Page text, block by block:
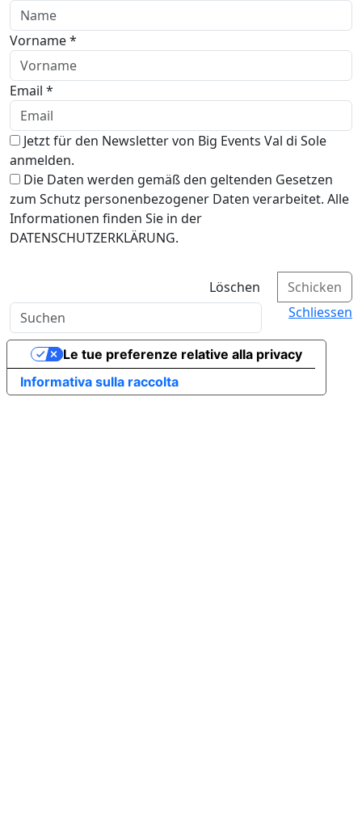
Vorname *
Email *
Jetzt für den Newsletter von Big Events Val di Sole
anmelden.
Die Daten werden gemäß den geltenden Gesetzen
zum Schutz personenbezogener Daten verarbeitet. Alle
Informationen finden Sie in der
DATENSCHUTZERKLÄRUNG.
Löschen
Schicken
Schliessen
Informativa sulla raccolta
Le tue preferenze relative alla privacy